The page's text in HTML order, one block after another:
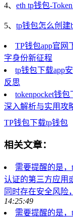
4、 eth tp钱包-
5、 tp钱包怎么创建
TP钱包app官网
字身份新征程
tp钱包下载app
反思
tokenpocket钱
深入解析与实用攻
TP钱包下载tp钱包
相关文章：
需要提醒的是
认证的第三方应用
同时存在安全风险
14:25:49
需要提醒的是